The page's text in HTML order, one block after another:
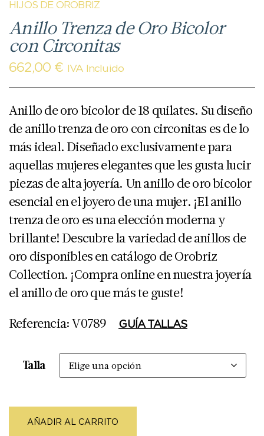
HIJOS DE OROBRIZ
Anillo Trenza de Oro Bicolor
con Circonitas
662,00 € IVA Incluido
Anillo de oro bicolor de 18 quilates. Su diseño
de anillo trenza de oro con circonitas es de lo
más ideal. Diseñado exclusivamente para
aquellas mujeres elegantes que les gusta lucir
piezas de alta joyería. Un anillo de oro bicolor
esencial en el joyero de una mujer. ¡El anillo
trenza de oro es una elección moderna y
brillante! Descubre la variedad de anillos de
oro disponibles en catálogo de Orobriz
Collection. ¡Compra online en nuestra joyería
el anillo de oro que más te guste!
Referencia: V0789
GUÍA TALLAS
Talla
AÑADIR AL CARRITO